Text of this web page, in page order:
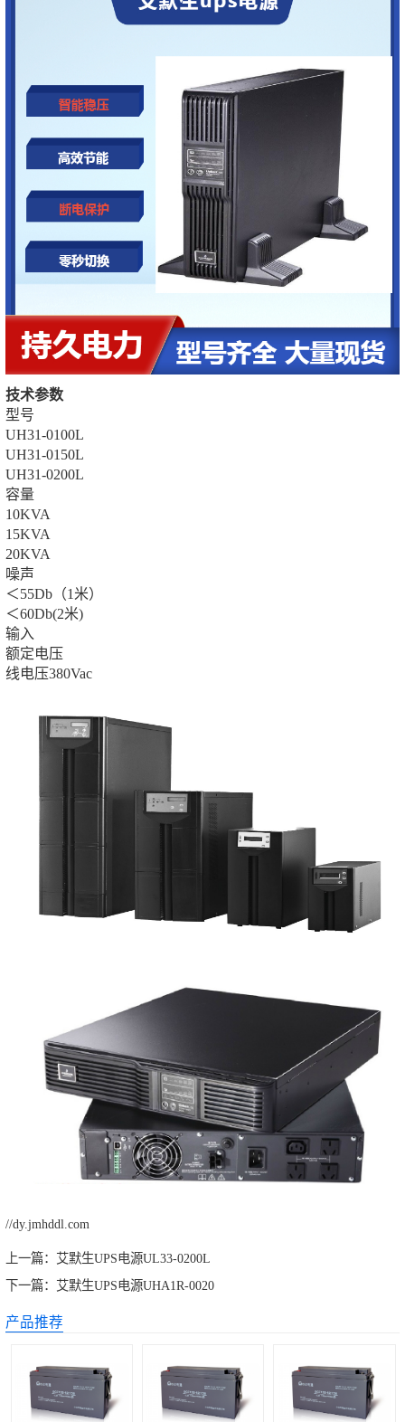
技术参数
型号
UH31-0100L
UH31-0150L
UH31-0200L
容量
10KVA
15KVA
20KVA
噪声
＜55Db（1米）
＜60Db(2米)
输入
额定电压
线电压380Vac
//dy.jmhddl.com
上一篇： 艾默生UPS电源UL33-0200L
下一篇： 艾默生UPS电源UHA1R-0020
产品推荐